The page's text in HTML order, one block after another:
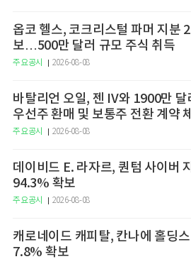
옵코 헬스, 코크리스털 파머 지분
보…500만 달러 규모 주식 취득
주요공시 2026-08-08
바탈리언 오일, 젠 IV와 1900만 달
우선주 환매 및 보통주 전환 계약
주요공시 2026-08-08
데이비드 E. 라자르, 퀀텀 사이버
94.3% 확보
주요공시 2026-08-08
캐로네이드 캐피탈, 칸나에 홀딩
7.8% 확보